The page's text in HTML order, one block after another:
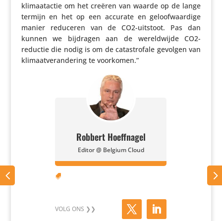
klimaat­actie om het creëren van waarde op de lange
termijn en het op een accurate en geloof­waar­dige
manier reduceren van de CO2-uitstoot. Pas dan
kunnen we bijdragen aan de wereld­wijde CO2-
reductie die nodig is om de cata­stro­fale gevolgen van
klimaat­ver­an­de­ring te voorkomen.”
Robbert Hoeffnagel
Editor @ Belgium Cloud
